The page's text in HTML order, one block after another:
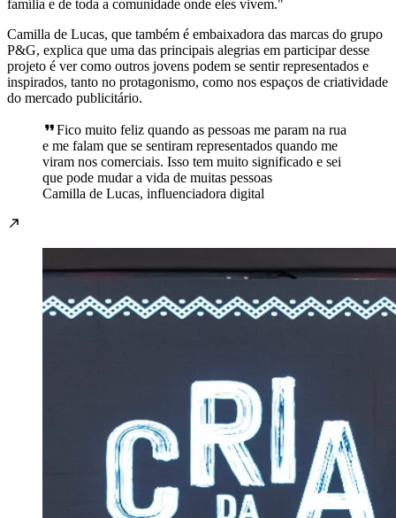
família e de toda a comunidade onde eles vivem."
Camilla de Lucas, que também é embaixadora das marcas do grupo
P&G, explica que uma das principais alegrias em participar desse
projeto é ver como outros jovens podem se sentir representados e
inspirados, tanto no protagonismo, como nos espaços de criatividade
do mercado publicitário.
Fico muito feliz quando as pessoas me param na rua
e me falam que se sentiram representados quando me
viram nos comerciais. Isso tem muito significado e sei
que pode mudar a vida de muitas pessoas
Camilla de Lucas, influenciadora digital